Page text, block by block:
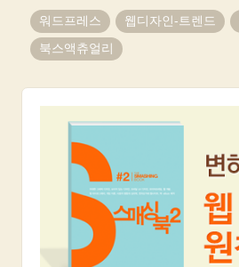
워드프레스 웹디자인-트렌드
북스액츄얼리